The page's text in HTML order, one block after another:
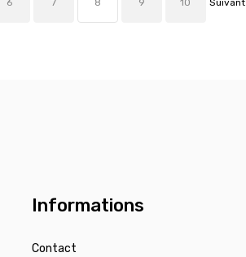
6 7 8 9 10 Suivant
Informations
Contact